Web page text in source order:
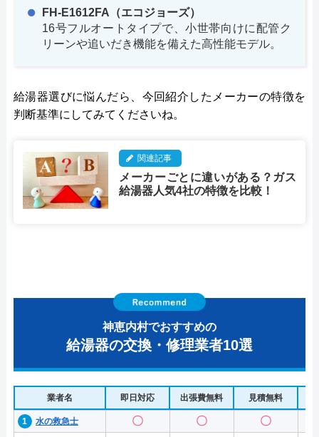
FH-E1612FA（エコジョーズ）
16号フルオートタイプで、小世帯向けに配管ク
リーンや追いだき機能を備えた高性能モデル。
給湯器選びに悩んだら、今回紹介したメーカーの特徴を
判断基準にしてみてくださいね。
関連記事
メーカーごとに違いがある？ガス
給湯器人気4社の特徴を比較！
神恵内村でおすすめの
給湯器の交換・修理業者10選
業者名 即日対応 出張費無料 見積無料
水の救急士 〇 〇 〇